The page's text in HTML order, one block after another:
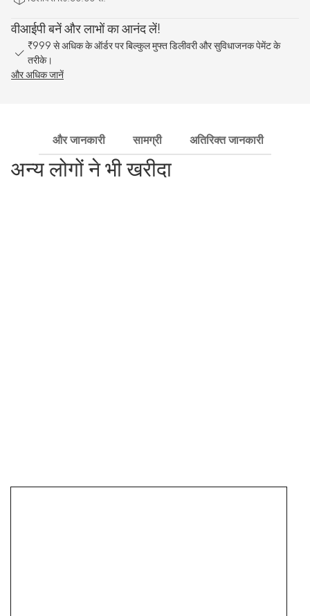
वीआईपी बनें और लाभों का आनंद लें!
₹999 से अधिक के ऑर्डर पर बिल्कुल मुफ्त डिलीवरी और सुविधाजनक पेमेंट के
तरीके।
और अधिक जानें
और जानकारी सामग्री अतिरिक्त जानकारी
अन्य लोगों ने भी खरीदा